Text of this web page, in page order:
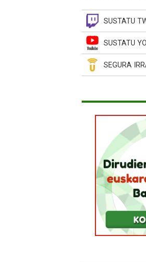
SUSTATU
SUSTATU
SEGURA